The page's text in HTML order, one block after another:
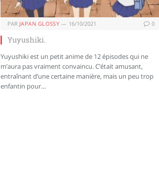
PAR JAPAN GLOSSY 16/10/2021 0
Yuyushiki.
Yuyushiki est un petit anime de 12 épisodes qui ne
m’aura pas vraiment convaincu. C’était amusant,
entraînant d’une certaine manière, mais un peu trop
enfantin pour…